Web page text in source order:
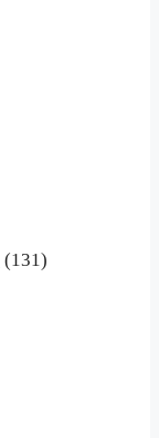
(131)